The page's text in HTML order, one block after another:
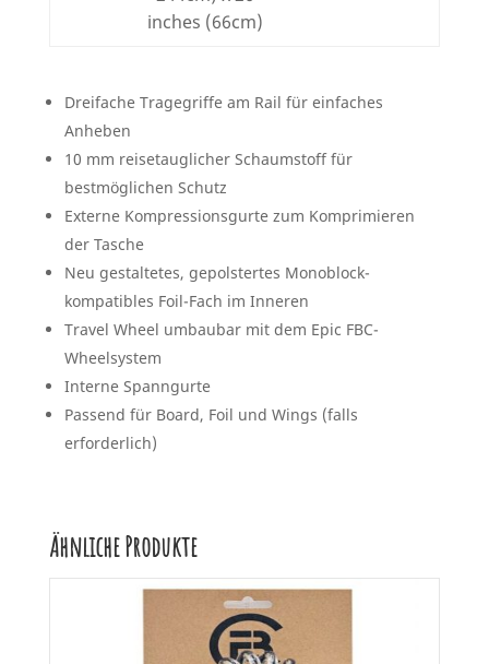
inches (66cm)
Dreifache Tragegriffe am Rail für einfaches
Anheben
10 mm reisetauglicher Schaumstoff für
bestmöglichen Schutz
Externe Kompressionsgurte zum Komprimieren
der Tasche
Neu gestaltetes, gepolstertes Monoblock-
kompatibles Foil-Fach im Inneren
Travel Wheel umbaubar mit dem Epic FBC-
Wheelsystem
Interne Spanngurte
Passend für Board, Foil und Wings (falls
erforderlich)
Ähnliche Produkte